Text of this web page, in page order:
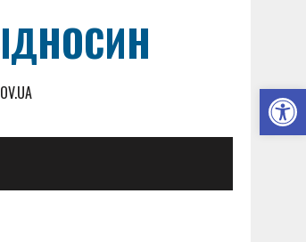
Відкрити Панель інструментів